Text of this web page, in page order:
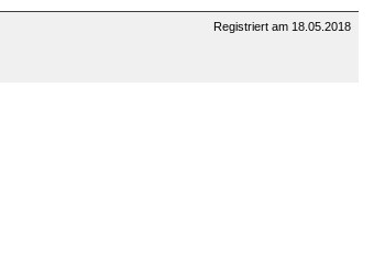
Registriert am 18.05.2018